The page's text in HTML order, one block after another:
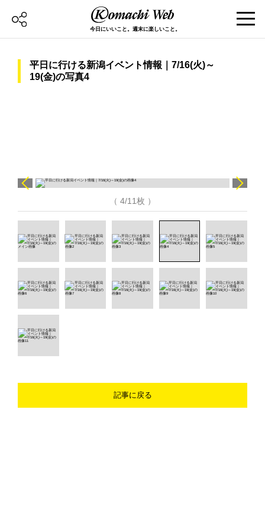
今日にいいこと。週末に楽しいこと。
平日に行ける新潟イベント情報｜7/16(火)～
19(金)の写真4
（ 4/11枚 ）
記事に戻る